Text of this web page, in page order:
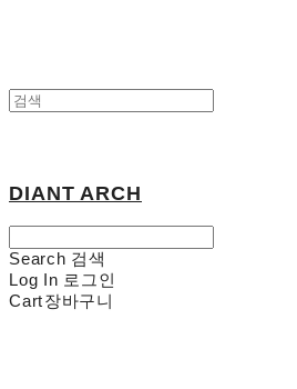
DIANT ARCH
Search 검색
Log In 로그인
Cart장바구니